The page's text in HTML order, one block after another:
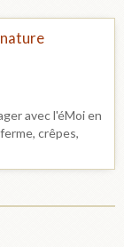
nature
avec l'éMoi en
crêpes,